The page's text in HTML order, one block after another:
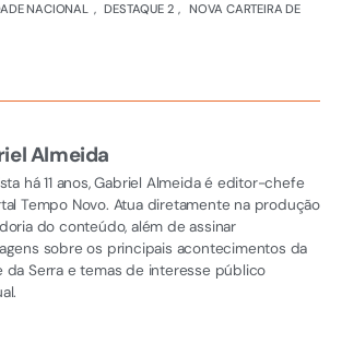
NACIONAL , DESTAQUE 2 , NOVA CARTEIRA DE
Almeida
há 11 anos, Gabriel Almeida é editor-chefe
Tempo Novo. Atua diretamente na produção
do conteúdo, além de assinar
sobre os principais acontecimentos da
da Serra e temas de interesse público